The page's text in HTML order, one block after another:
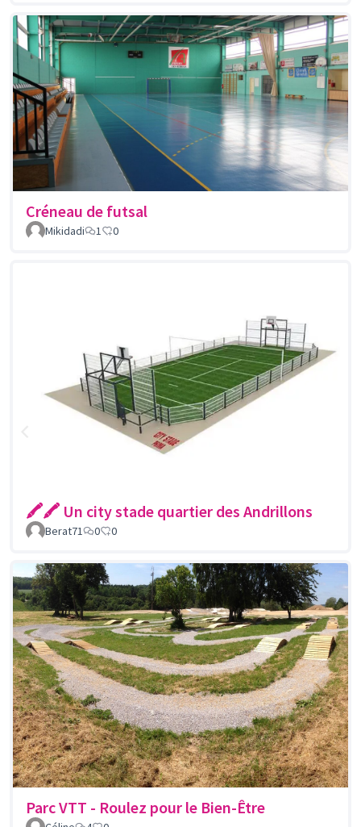
Créneau de futsal
Mikidadi 1 0
🖍🖍 Un city stade quartier des Andrillons
Berat71 0 0
Parc VTT - Roulez pour le Bien-Être